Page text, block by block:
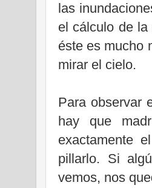
las
el cálculo de
éste es mucho
mirar el cielo.
Para observar
hay que
exactamente
pillarlo. Si
vemos, nos